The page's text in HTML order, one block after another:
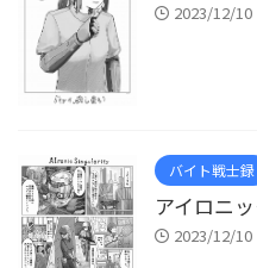
2023/12/10
バイト戦士録
アイロニ
2023/12/10